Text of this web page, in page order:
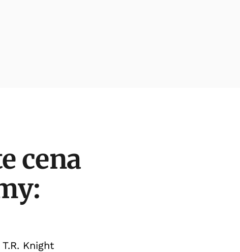
cena
Knight